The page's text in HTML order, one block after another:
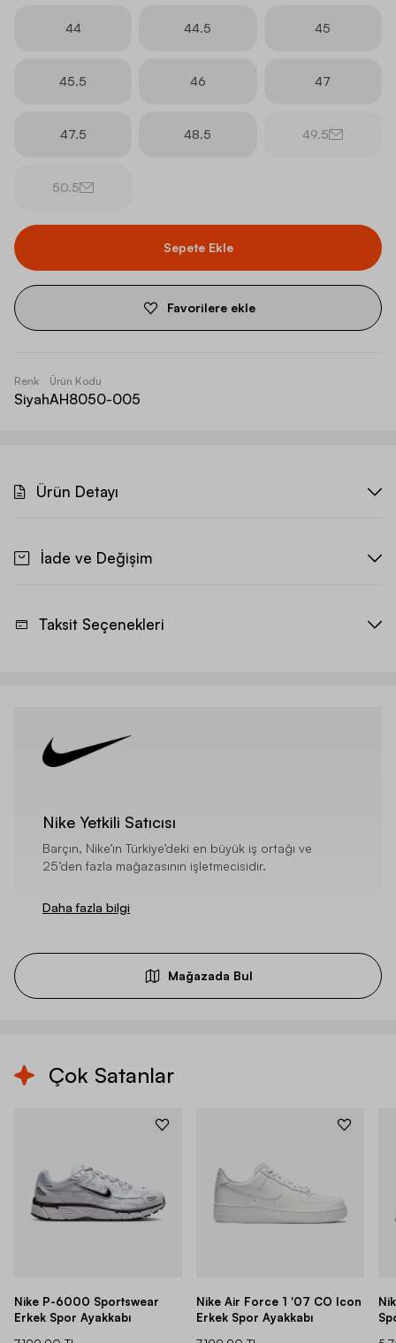
44 44.5 45
45.5 46 47
47.5 48.5 49.5
50.5
Sepete Ekle
Favorilere ekle
Renk
Siyah
Ürün Kodu
AH8050-005
Ürün Detayı
İade ve Değişim
Taksit Seçenekleri
Nike Yetkili Satıcısı
Barçın, Nike’ın Türkiye’deki en büyük iş ortağı ve
25’den fazla mağazasının işletmecisidir.
Daha fazla bilgi
Mağazada Bul
Çok Satanlar
Nike P-6000 Sportswear
Erkek Spor Ayakkabı
Nike Air Force 1 '07 CO Icon
Erkek Spor Ayakkabı